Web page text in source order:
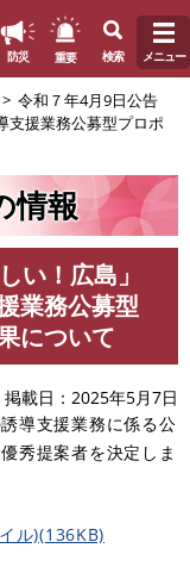
防災 重要 検索 メニュー
令和７年4月9日公告
支援業務公募型プロポ
情報
い！広島」
業務公募型
について
掲載日
2025年5月7日
導支援業務に係る公
秀提案者を決定しま
ル)(136KB)